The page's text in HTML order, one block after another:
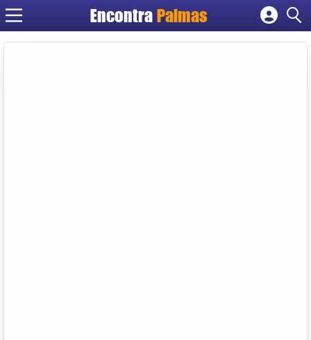
Encontra Palmas
Cadastrar empresa